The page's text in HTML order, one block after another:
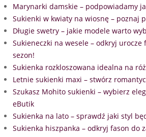
Marynarki damskie – podpowiadamy
Sukienki w kwiaty na wiosnę – poznaj
Długie swetry – jakie modele warto
Sukieneczki na wesele – odkryj urocze
sezon!
Sukienka rozkloszowana idealna na
Letnie sukienki maxi – stwórz
Szukasz Mohito sukienki – wybierz
eButik
Sukienka na lato – sprawdź jaki styl
Sukienka hiszpanka – odkryj fason do